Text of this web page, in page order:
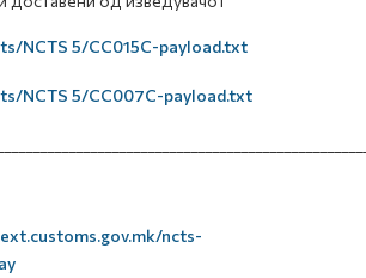
NCTS 5/CC015C-payload.txt
NCTS 5/CC007C-payload.txt
ncts-